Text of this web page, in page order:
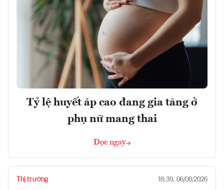
Tỷ lệ huyết áp cao đang gia tăng ở
phụ nữ mang thai
Đọc ngay
Thị trường 18:39, 06/08/2026